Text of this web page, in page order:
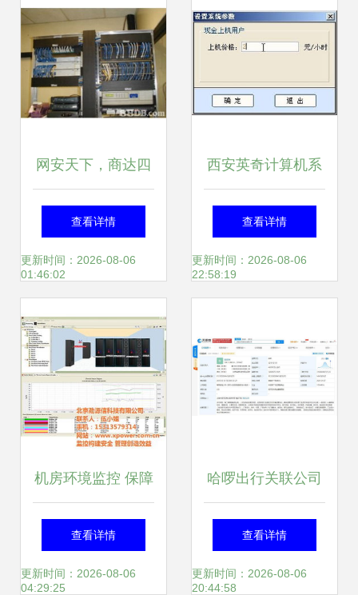
网安天下，商达四
方——进达电脑公
司赋能智能网络新
查看详情
更新时间：2026-08-06
01:46:02
西安英奇计算机系
统工程 —— 校园
机房管理系统，助
查看详情
更新时间：2026-08-06
22:58:19
机房环境监控 保障
数据中心稳定运行
的关键
查看详情
更新时间：2026-08-06
04:29:25
哈啰出行关联公司
注册资本跃升至45
亿，大幅增长50%
查看详情
更新时间：2026-08-06
20:44:58